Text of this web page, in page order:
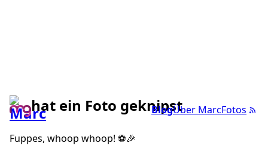
BlogÜber MarcFotos
hat ein Foto geknipst
Fuppes, whoop whoop! ⚽️🎉